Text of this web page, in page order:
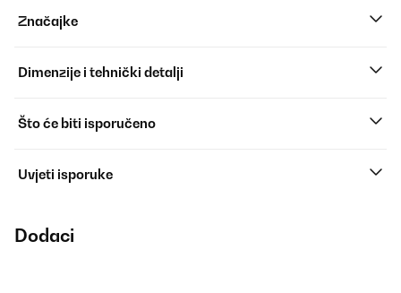
Značajke
Dimenzije i tehnički detalji
Što će biti isporučeno
Uvjeti isporuke
Dodaci